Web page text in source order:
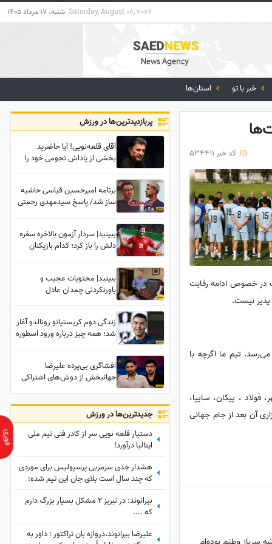
Saturday, August 08, 2026 شنبه، 17 مرداد 1405
خبر با تو استان‌ها
ID کد خبر 534411
در خصوص ادامه رقابت
پذیر نیست.
تورنمنتی است که با 7 مسابقه به سرانجام می‌رسد. تیم ما اگرچه با
، گل‌گهر، فولاد ، پیکان، سایپا،
آن بعد از جام جهانی
پربازدید‌ترین‌ها در ورزش
آقای قلعه‌نویی! آیا حاضرید
بخشی از پاداش نجومی خود را
برنامه امیرحسین قیاسی حاشیه
ساز شد/ پاسخ سیدمهدی رحمتی
ببینید| سردار آزمون بالاخره سفره
دلش را باز کرد؛ کدام بازیکنان
ببینید| محتویات عجیب و
باورنکردنی چمدان عادل
زندگی دوم کریستیانو رونالدو آغاز
شد؛ همه چیز درباره ورود اسطوره
افشاگری بی‌پرده علیرضا
جهانبخش از دوش‌های اشتراکی
اصول اخلاقی: معذب می‌شدم!
جدید‌ترین‌ها در ورزش
دستیار قلعه نویی سر از کادر فنی تیم ملی
ایتالیا درآورد!
هشدار جدی سرمربی پرسپولیس برای موردی
که چند سال است بلای جان این تیم شده:
بفهمم برخورد جدی می‌کنم
بیرانوند: در تبریز 2 مشکل بسیار بزرگ دارم
که ....
علیرضا بیرانوند،دروازه بان تراکتور : داور به